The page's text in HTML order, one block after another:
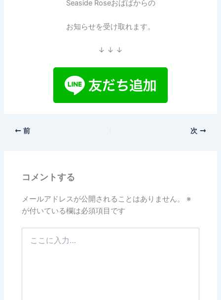
Seaside Roseおばばからの
お知らせを受け取れます。
↓ ↓ ↓
前 次
コメントする
メールアドレスが公開されることはありません。
※
が付いている欄は必須項目です